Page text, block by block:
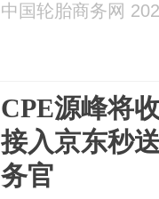
中国轮胎商务网
CPE源峰将
接入京东秒
务官